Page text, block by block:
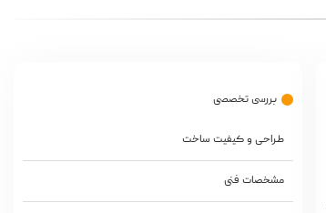
بررسی تخصصی
طراحی و کیفیت ساخت
مشخصات فنی